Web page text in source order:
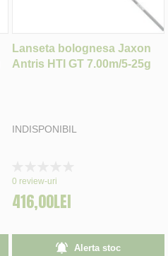
Lanseta bolognesa Jaxon
Antris HTI GT 7.00m/5-25g
INDISPONIBIL
0%
0 review-uri
416,00LEI
Alerta stoc